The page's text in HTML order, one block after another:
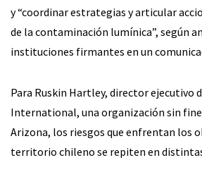
y “coordinar estrategias y articular
de la contaminación lumínica”, según
instituciones firmantes en un
Para Ruskin Hartley, director ejecutivo
International, una organización sin
Arizona, los riesgos que enfrentan los
territorio chileno se repiten en